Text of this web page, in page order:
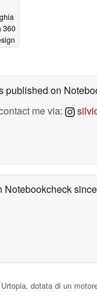
360
published on
me via:
Notebookcheck
dotata di un